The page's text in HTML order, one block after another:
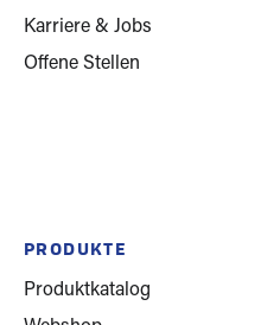
Karriere & Jobs
Offene Stellen
PRODUKTE
Produktkatalog